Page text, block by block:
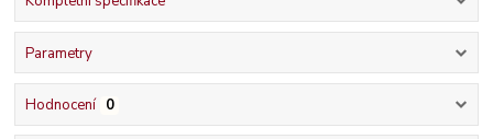
Parametry
Hodnocení 0